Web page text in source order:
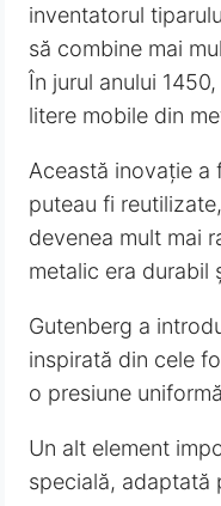
inventatorul
să combine mai
În jurul anului
litere mobile din
Această inovație a
puteau fi
devenea mult mai
metalic era durabil
Gutenberg a
inspirată din cele
o presiune
Un alt element
specială, adaptată